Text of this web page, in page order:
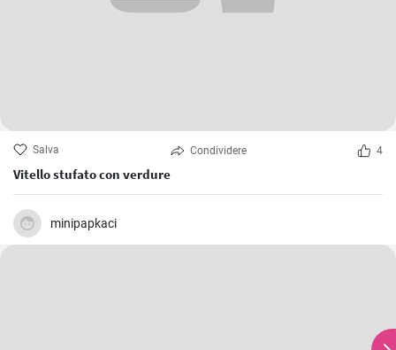
Salva Condividere 4
Vitello stufato con verdure
minipapkaci